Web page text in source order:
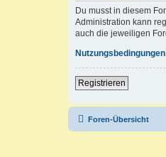
Du musst in diesem
Administration kann
auch die jeweiligen
Nutzungsbedingungen
Registrieren
Foren-Übersicht